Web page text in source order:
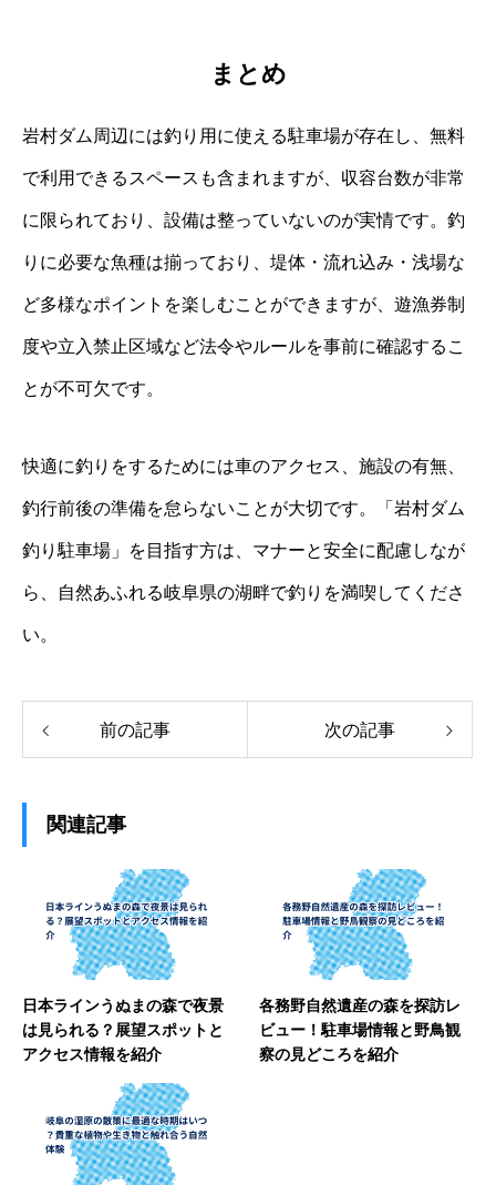
まとめ
岩村ダム周辺には釣り用に使える駐車場が存在し、無料
で利用できるスペースも含まれますが、収容台数が非常
に限られており、設備は整っていないのが実情です。釣
りに必要な魚種は揃っており、堤体・流れ込み・浅場な
ど多様なポイントを楽しむことができますが、遊漁券制
度や立入禁止区域など法令やルールを事前に確認するこ
とが不可欠です。
快適に釣りをするためには車のアクセス、施設の有無、
釣行前後の準備を怠らないことが大切です。「岩村ダム
釣り駐車場」を目指す方は、マナーと安全に配慮しなが
ら、自然あふれる岐阜県の湖畔で釣りを満喫してくださ
い。
前の記事 次の記事
関連記事
日本ラインうぬまの森で夜景
は見られる？展望スポットと
アクセス情報を紹介
各務野自然遺産の森を探訪レ
ビュー！駐車場情報と野鳥観
察の見どころを紹介